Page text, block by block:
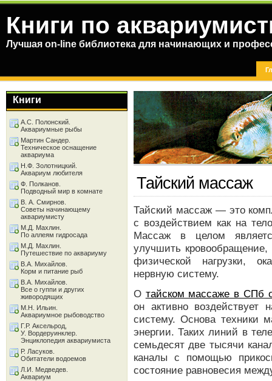
Книги по
Лучшая on-line библиотека для начинающих и
Тайский массаж
Тайский массаж — это
с воздействием как на
Массаж в целом
улучшить
физической нагрузки,
нервную систему.
О тайском массаже в СПб
он активно воздействует
систему. Основа техники
энергии. Таких линий в
семьдесят две тысячи
каналы с помощью
состояние равновесия
Книги
А.С. Полонский.
Аквариумные рыбы
Мартин Сандер.
Техническое оснащение
аквариума
Н.Ф. Золотницкий.
Аквариум любителя
Ф. Полканов.
Подводный мир в комнате
В. А. Смирнов.
Советы начинающему
аквариумисту
М.Д. Махлин.
По аллеям гидросада
М.Д. Махлин.
Путешествие по аквариуму
В.А. Михайлов.
Корм и питание рыб
В.А. Михайлов.
Все о гуппи и других
живородящих
М.Н. Ильин.
Аквариумное рыбоводство
Г.Р. Аксельрод,
У. Вордеруинклер.
Энциклопедия аквариумиста
Р. Ласуков.
Обитатели водоемов
Л.И. Медведев.
Аквариум